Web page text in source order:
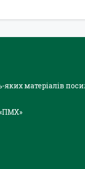
матеріалів